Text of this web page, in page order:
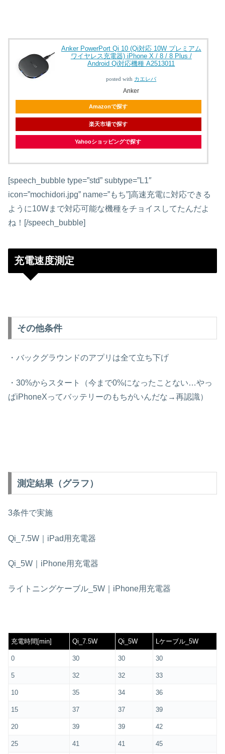
Anker PowerPort Qi 10 (Qi対応 10W プレミアム
ワイヤレス充電器) iPhone X / 8 / 8 Plus /
Android Qi対応機種 A2513011
posted with カエレバ
Anker
Amazonで探す
楽天市場で探す
Yahooショッピングで探す
[speech_bubble type=”std” subtype=”L1″
icon=”mochidori.jpg” name=”もち”]高速充電に対応できる
ように10Wまで対応可能な機種をチョイスしてたんだよ
ね！[/speech_bubble]
充電速度測定
その他条件
・バックグラウンドのアプリは全て立ち下げ
・30%からスタート（今まで0%になったことない…やっ
ぱiPhoneXってバッテリーのもちがいんだな→再認識）
測定結果（グラフ）
3条件で実施
Qi_7.5W｜iPad用充電器
Qi_5W｜iPhone用充電器
ライトニングケーブル_5W｜iPhone用充電器
充電時間[min] Qi_7.5W Qi_5W Lケーブル_5W
0 30 30 30
5 32 32 33
10 35 34 36
15 37 37 39
20 39 39 42
25 41 41 45